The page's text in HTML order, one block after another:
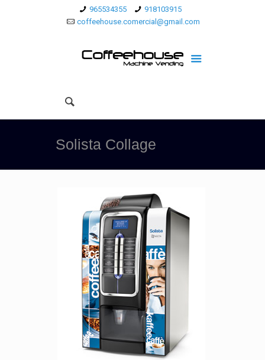
965534355
918103915
coffeehouse.comercial@gmail.com
Solista Collage